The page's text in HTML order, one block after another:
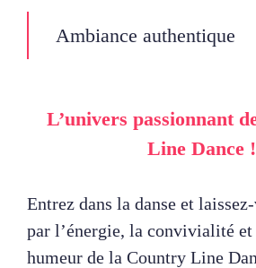
Ambiance authentique
L’univers passionnant
Line Dance !
Entrez dans la danse et
par l’énergie, la convivialité et
humeur de la Country Line